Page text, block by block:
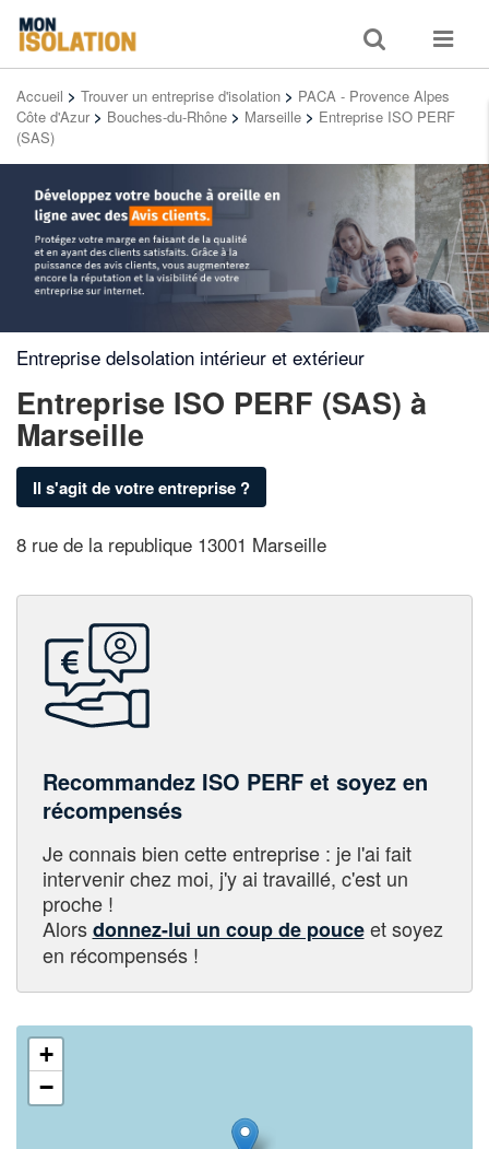
Toggle
search
Toggle
Accueil > Trouver un entreprise d'isolation > PACA - Provence Alpes
Côte d'Azur > Bouches-du-Rhône > Marseille > Entreprise ISO PERF
(SAS)
Entreprise deIsolation intérieur et extérieur
Entreprise ISO PERF (SAS) à
Marseille
Il s'agit de votre entreprise ?
8 rue de la republique 13001 Marseille
Recommandez ISO PERF et soyez en
récompensés
Je connais bien cette entreprise : je l'ai fait
intervenir chez moi, j'y ai travaillé, c'est un
proche !
Alorsdonnez-lui un coup de pouceet soyez
en récompensés !
+
−